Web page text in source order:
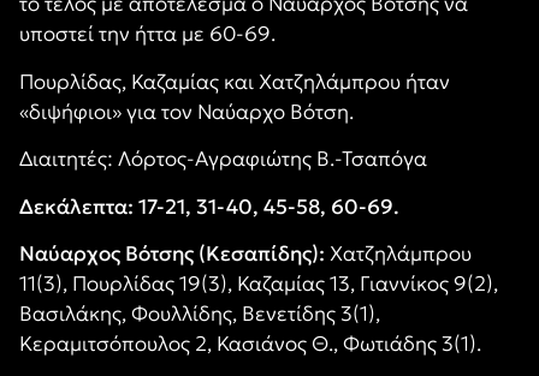
υποστεί την ήττα με 60-69.
Πουρλίδας, Καζαμίας και Χατζηλάμπρου ήταν
«διψήφιοι» για τον Ναύαρχο Βότση.
Διαιτητές: Λόρτος-Αγραφιώτης Β.-Τσαπόγα
Δεκάλεπτα: 17-21, 31-40, 45-58, 60-69.
Ναύαρχος Βότσης (Κεσαπίδης): Χατζηλάμπρου
11(3), Πουρλίδας 19(3), Καζαμίας 13, Γιαννίκος 9(2),
Βασιλάκης, Φουλλίδης, Βενετίδης 3(1),
Κεραμιτσόπουλος 2, Κασιάνος Θ., Φωτιάδης 3(1).